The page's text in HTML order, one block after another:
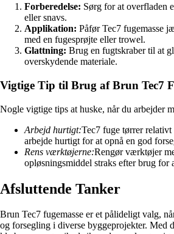
Forberedelse: Sørg for at overfladen
eller snavs.
Applikation: Påfør Tec7 fugemasse
med en fugesprøjte eller trowel.
Glattning: Brug en fugtskraber til at
overskydende materiale.
Vigtige Tip til Brug af Brun Tec7
Nogle vigtige tips at huske, når du arbejder
Arbejd hurtigt:Tec7 fuge tørrer
arbejde hurtigt for at opnå en god
Rens værktøjerne:Rengør værktøjer
opløsningsmiddel straks efter brug for
Afsluttende Tanker
Brun Tec7 fugemasse er et pålideligt valg,
og forsegling i diverse byggeprojekter. Med